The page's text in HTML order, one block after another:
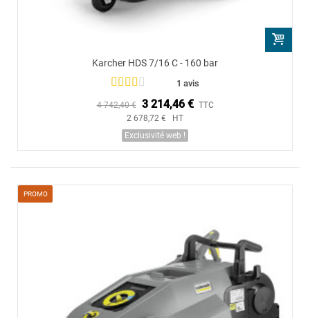
Karcher HDS 7/16 C - 160 bar
1 avis
4 742,40 € 3 214,46 € TTC
2 678,72 € HT
Exclusivité web !
PROMO